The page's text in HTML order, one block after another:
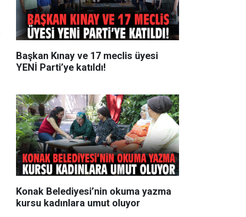
Başkan Kınay ve 17 meclis üyesi
YENİ Parti’ye katıldı!
Konak Belediyesi’nin okuma yazma
kursu kadınlara umut oluyor